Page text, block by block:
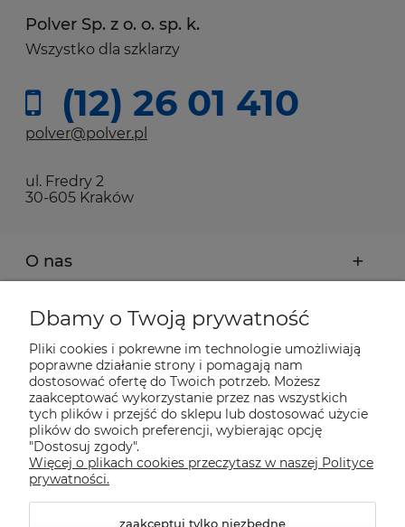
Polver Sp. z o. o. sp. k.
Wszystko dla szklarzy
(12) 26 01 410
polver@polver.pl
ul. Fredry 2
30-605 Kraków
O nas
Moje konto
Płatności i dostawa
Pomoc
Informacje
Dbamy o Twoją prywatność
Pliki cookies i pokrewne im technologie umożliwiają
poprawne działanie strony i pomagają nam
dostosować ofertę do Twoich potrzeb. Możesz
zaakceptować wykorzystanie przez nas wszystkich
tych plików i przejść do sklepu lub dostosować użycie
plików do swoich preferencji, wybierając opcję
"Dostosuj zgody".
Więcej o plikach cookies przeczytasz w naszej Polityce
prywatności.
zaakceptuj tylko niezbędne